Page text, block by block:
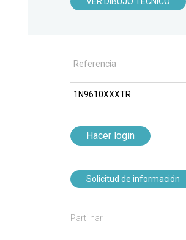
Referencia
1N9610XXXTR
Hacer login
Solicitud de información
Partilhar